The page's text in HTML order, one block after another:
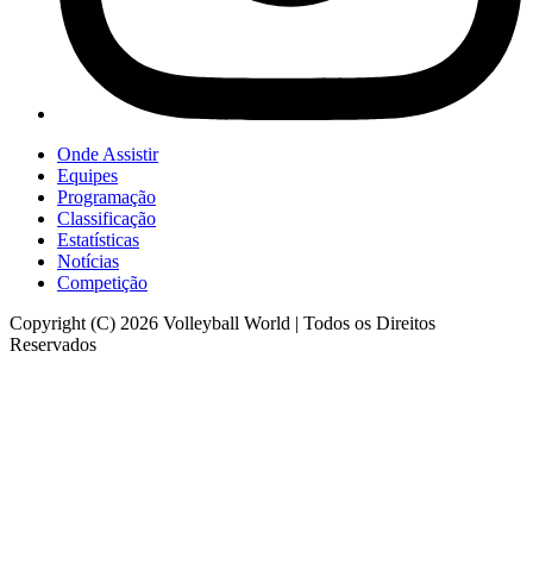
Onde Assistir
Equipes
Programação
Classificação
Estatísticas
Notícias
Competição
Copyright (C) 2026 Volleyball World | Todos os Direitos
Reservados